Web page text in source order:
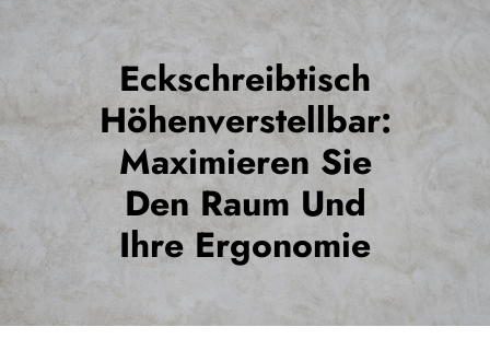
Eckschreibtisch
Höhenverstellbar:
Maximieren Sie
Den Raum Und
Ihre Ergonomie